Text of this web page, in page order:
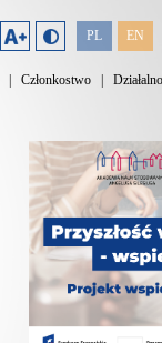
PL EN
Członkostwo